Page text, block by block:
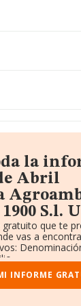
la
Abril
S.l.
que te
vas a
Completo
Ventas y
y
INFORME